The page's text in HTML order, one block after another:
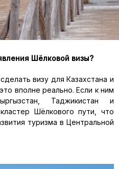
Шёлковой визы?
визу для Казахстана и
вполне реально. Если к ним
Таджикистан и
Шёлкового пути, что
туризма в Центральной